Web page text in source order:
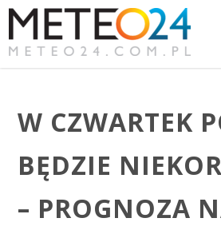
W CZWARTEK
BĘDZIE
– PROGNOZA